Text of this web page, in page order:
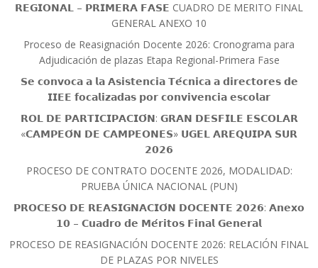
𝗥𝗘𝗚𝗜𝗢𝗡𝗔𝗟 – 𝗣𝗥𝗜𝗠𝗘𝗥𝗔 𝗙𝗔𝗦𝗘 CUADRO DE MERITO FINAL
GENERAL ANEXO 10
Proceso de Reasignación Docente 2026: Cronograma para
Adjudicación de plazas Etapa Regional-Primera Fase
𝗦𝗲 𝗰𝗼𝗻𝘃𝗼𝗰𝗮 𝗮 𝗹𝗮 𝗔𝘀𝗶𝘀𝘁𝗲𝗻𝗰𝗶𝗮 𝗧𝗲́𝗰𝗻𝗶𝗰𝗮 𝗮 𝗱𝗶𝗿𝗲𝗰𝘁𝗼𝗿𝗲𝘀 𝗱𝗲
𝗜𝗜𝗘𝗘 𝗳𝗼𝗰𝗮𝗹𝗶𝘇𝗮𝗱𝗮𝘀 𝗽𝗼𝗿 𝗰𝗼𝗻𝘃𝗶𝘃𝗲𝗻𝗰𝗶𝗮 𝗲𝘀𝗰𝗼𝗹𝗮𝗿
𝗥𝗢𝗟 𝗗𝗘 𝗣𝗔𝗥𝗧𝗜𝗖𝗜𝗣𝗔𝗖𝗜𝗢́𝗡: 𝗚𝗥𝗔𝗡 𝗗𝗘𝗦𝗙𝗜𝗟𝗘 𝗘𝗦𝗖𝗢𝗟𝗔𝗥
«𝗖𝗔𝗠𝗣𝗘𝗢́𝗡 𝗗𝗘 𝗖𝗔𝗠𝗣𝗘𝗢𝗡𝗘𝗦» 𝗨𝗚𝗘𝗟 𝗔𝗥𝗘𝗤𝗨𝗜𝗣𝗔 𝗦𝗨𝗥
𝟮𝟬𝟮𝟲
PROCESO DE CONTRATO DOCENTE 2026, MODALIDAD:
PRUEBA ÚNICA NACIONAL (PUN)
𝗣𝗥𝗢𝗖𝗘𝗦𝗢 𝗗𝗘 𝗥𝗘𝗔𝗦𝗜𝗚𝗡𝗔𝗖𝗜𝗢́𝗡 𝗗𝗢𝗖𝗘𝗡𝗧𝗘 𝟮𝟬𝟮𝟲: 𝗔𝗻𝗲𝘅𝗼
𝟭𝟬 – 𝗖𝘂𝗮𝗱𝗿𝗼 𝗱𝗲 𝗠𝗲́𝗿𝗶𝘁𝗼𝘀 𝗙𝗶𝗻𝗮𝗹 𝗚𝗲𝗻𝗲𝗿𝗮𝗹
PROCESO DE REASIGNACIÓN DOCENTE 2026: RELACIÓN FINAL
DE PLAZAS POR NIVELES